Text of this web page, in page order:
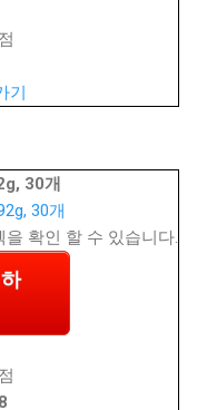
기
30개
확인 할 수 있습니다.